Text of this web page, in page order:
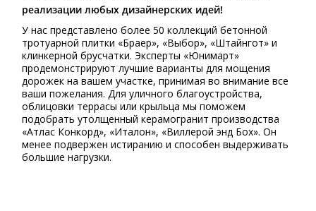
реализации любых дизайнерских идей!
У нас представлено более 50 коллекций бетонной
тротуарной плитки «Браер», «Выбор», «Штайнгот» и
клинкерной брусчатки. Эксперты «Юнимарт»
продемонстрируют лучшие варианты для мощения
дорожек на вашем участке, принимая во внимание все
ваши пожелания. Для уличного благоустройства,
облицовки террасы или крыльца мы поможем
подобрать утолщенный керамогранит производства
«Атлас Конкорд», «Италон», «Виллерой энд Бох». Он
менее подвержен истиранию и способен выдерживать
большие нагрузки.